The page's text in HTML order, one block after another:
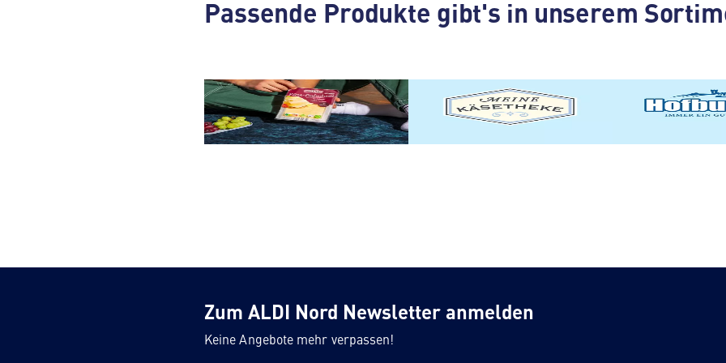
Passende Produkte gibt's in unserem
Zum ALDI Nord Newsletter anmelden
Keine Angebote mehr verpassen!